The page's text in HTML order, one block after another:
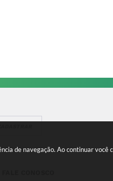
de navegação. Ao continuar você